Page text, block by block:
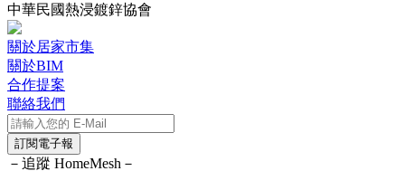
中華民國熱浸鍍鋅協會
關於居家市集
關於BIM
合作提案
聯絡我們
訂閱電子報
－追蹤 HomeMesh－